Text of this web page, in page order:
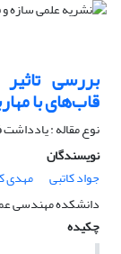
بررسی
قاب‌های با
نوع مقاله :
نویسندگان
جواد کاتبی
مهدی
دانشکده مهندسی
چکیده